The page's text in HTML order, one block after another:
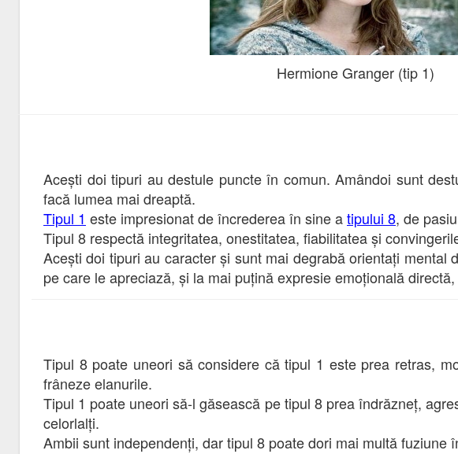
Hermione Granger (tip 1)
Acești doi tipuri au destule puncte în comun. Amândoi sunt
facă lumea mai dreaptă.
Tipul 1 este impresionat de încrederea în sine atipului 8, de
Tipul 8 respectă integritatea, onestitatea, fiabilitatea și
Acești doi tipuri au caracter și sunt mai degrabă orientați
pe care le apreciază, și la mai puțină expresie emoțională
Tipul 8 poate uneori să considere că tipul 1 este prea retras,
frâneze elanurile.
Tipul 1 poate uneori să-l găsească pe tipul 8 prea îndrăzneț,
celorlalți.
Ambii sunt independenți, dar tipul 8 poate dori mai multă